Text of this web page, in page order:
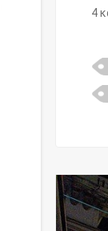
4